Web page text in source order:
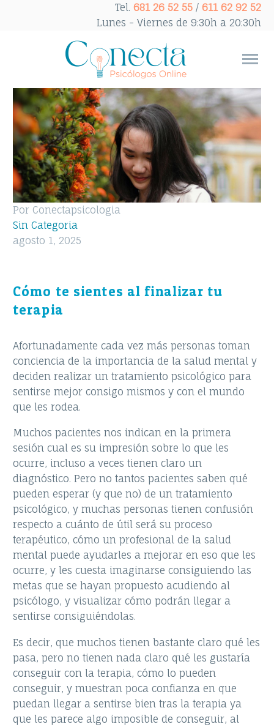
Tel. 681 26 52 55 / 611 62 92 52
Lunes - Viernes de 9:30h a 20:30h
Por Conectapsicologia
Sin Categoria
agosto 1, 2025
Cómo te sientes al finalizar tu
terapia
Afortunadamente cada vez más personas toman
conciencia de la importancia de la salud mental y
deciden realizar un tratamiento psicológico para
sentirse mejor consigo mismos y con el mundo
que les rodea.
Muchos pacientes nos indican en la primera
sesión cual es su impresión sobre lo que les
ocurre, incluso a veces tienen claro un
diagnóstico. Pero no tantos pacientes saben qué
pueden esperar (y que no) de un tratamiento
psicológico, y muchas personas tienen confusión
respecto a cuánto de útil será su proceso
terapéutico, cómo un profesional de la salud
mental puede ayudarles a mejorar en eso que les
ocurre, y les cuesta imaginarse consiguiendo las
metas que se hayan propuesto acudiendo al
psicólogo, y visualizar cómo podrán llegar a
sentirse consiguiéndolas.
Es decir, que muchos tienen bastante claro qué les
pasa, pero no tienen nada claro qué les gustaría
conseguir con la terapia, cómo lo pueden
conseguir, y muestran poca confianza en que
puedan llegar a sentirse bien tras la terapia ya
que les parece algo imposible de conseguir, al